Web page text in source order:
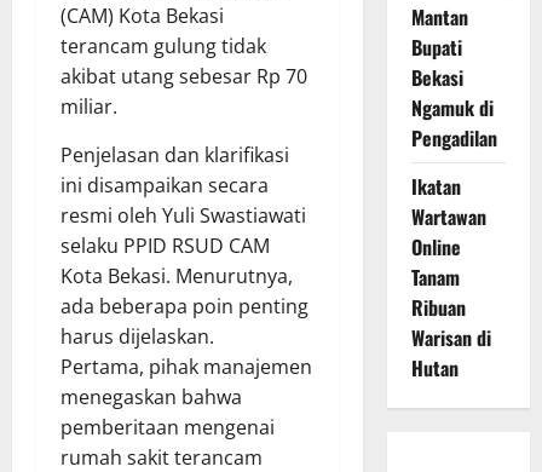
(CAM) Kota Bekasi
terancam gulung tidak
akibat utang sebesar Rp 70
miliar.
Penjelasan dan klarifikasi
ini disampaikan secara
resmi oleh Yuli Swastiawati
selaku PPID RSUD CAM
Kota Bekasi. Menurutnya,
ada beberapa poin penting
harus dijelaskan.
Pertama, pihak manajemen
menegaskan bahwa
pemberitaan mengenai
rumah sakit terancam
Mantan
Bupati
Bekasi
Ngamuk di
Pengadilan
Ikatan
Wartawan
Online
Tanam
Ribuan
Warisan di
Hutan